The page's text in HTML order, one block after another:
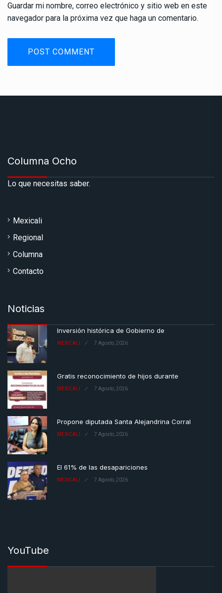
Guardar mi nombre, correo electrónico y sitio web en este
navegador para la próxima vez que haga un comentario.
Columna Ocho
Lo que necesitas saber.
Mexicali
Regional
Columna
Contacto
Noticias
Inversión histórica de Gobierno de
MEXICALI 7 Agosto, 2026
Gratis reconocimiento de hijos durante
MEXICALI 7 Agosto, 2026
Propone diputada Santa Alejandrina Corral
MEXICALI 7 Agosto, 2026
El 61% de las desapariciones
MEXICALI 7 Agosto, 2026
YouTube